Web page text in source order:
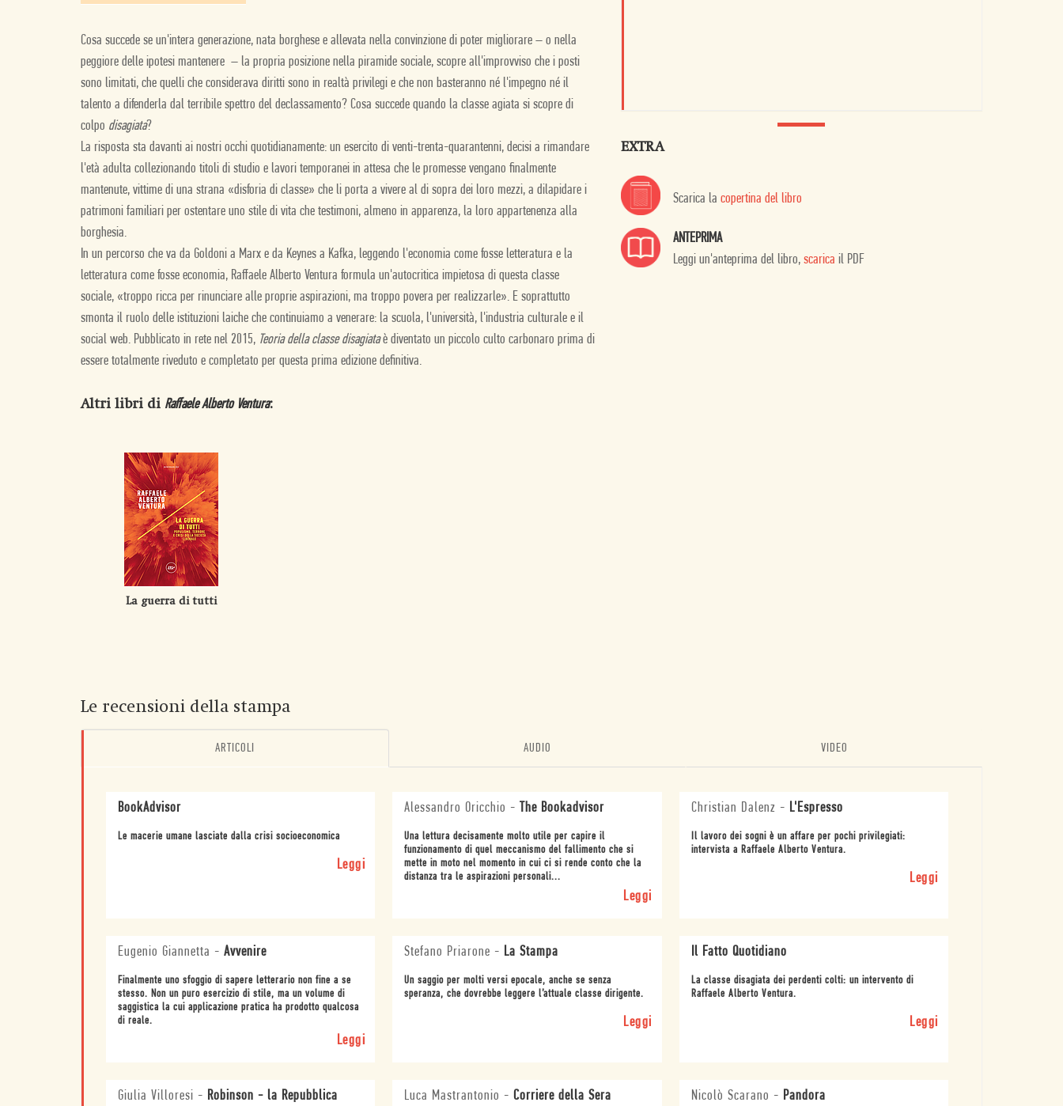
Cosa succede se un'intera generazione, nata borghese e allevata nella convinzione di poter migliorare – o nella
peggiore delle ipotesi mantenere – la propria posizione nella piramide sociale, scopre all'improvviso che i posti
sono limitati, che quelli che considerava diritti sono in realtà privilegi e che non basteranno né l'impegno né il
talento a difenderla dal terribile spettro del declassamento? Cosa succede quando la classe agiata si scopre di
colpo disagiata?
La risposta sta davanti ai nostri occhi quotidianamente: un esercito di venti-trenta-quarantenni, decisi a rimandare
l'età adulta collezionando titoli di studio e lavori temporanei in attesa che le promesse vengano finalmente
mantenute, vittime di una strana «disforia di classe» che li porta a vivere al di sopra dei loro mezzi, a dilapidare i
patrimoni familiari per ostentare uno stile di vita che testimoni, almeno in apparenza, la loro appartenenza alla
borghesia.
In un percorso che va da Goldoni a Marx e da Keynes a Kafka, leggendo l'economia come fosse letteratura e la
letteratura come fosse economia, Raffaele Alberto Ventura formula un'autocritica impietosa di questa classe
sociale, «troppo ricca per rinunciare alle proprie aspirazioni, ma troppo povera per realizzarle». E soprattutto
smonta il ruolo delle istituzioni laiche che continuiamo a venerare: la scuola, l'università, l'industria culturale e il
social web. Pubblicato in rete nel 2015, Teoria della classe disagiataè diventato un piccolo culto carbonaro prima di
essere totalmente riveduto e completato per questa prima edizione definitiva.
EXTRA
Scarica la copertina del libro
ANTEPRIMA
Leggi un'anteprima del libro, scarica il PDF
Altri libri di Raffaele Alberto Ventura:
La guerra di tutti
Le recensioni della stampa
ARTICOLI AUDIO VIDEO
BookAdvisor
Le macerie umane lasciate dalla crisi socioeconomica
Leggi
Alessandro Oricchio - The Bookadvisor
Una lettura decisamente molto utile per capire il
funzionamento di quel meccanismo del fallimento che si
mette in moto nel momento in cui ci si rende conto che la
distanza tra le aspirazioni personali...
Leggi
Christian Dalenz - L'Espresso
Il lavoro dei sogni è un affare per pochi privilegiati:
intervista a Raffaele Alberto Ventura.
Leggi
Eugenio Giannetta - Avvenire
Finalmente uno sfoggio di sapere letterario non fine a se
stesso. Non un puro esercizio di stile, ma un volume di
saggistica la cui applicazione pratica ha prodotto qualcosa
di reale.
Leggi
Stefano Priarone - La Stampa
Un saggio per molti versi epocale, anche se senza
speranza, che dovrebbe leggere l’attuale classe dirigente.
Leggi
Il Fatto Quotidiano
La classe disagiata dei perdenti colti: un intervento di
Raffaele Alberto Ventura.
Leggi
Giulia Villoresi - Robinson - la Repubblica Luca Mastrantonio -Corriere della Sera Nicolò Scarano - Pandora